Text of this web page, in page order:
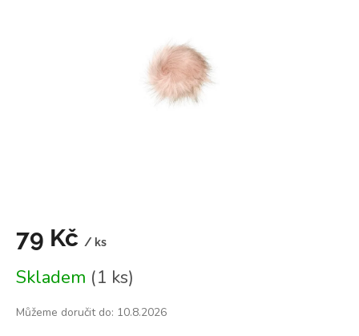
79 Kč / ks
cena:
Skladem (1 ks)
Můžeme doručit do: 10.8.2026